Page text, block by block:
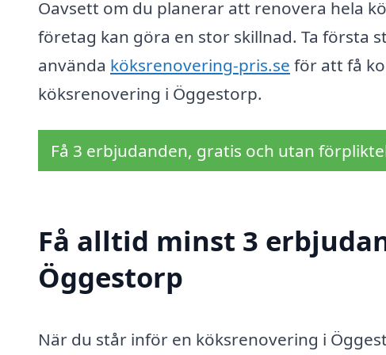
Oavsett om du planerar att renovera hela
företag kan göra en stor skillnad. Ta första
använda köksrenovering-pris.se för att få
köksrenovering i Öggestorp.
Få 3 erbjudanden, gratis och utan
Få alltid minst 3
Öggestorp
När du står inför en köksrenovering i